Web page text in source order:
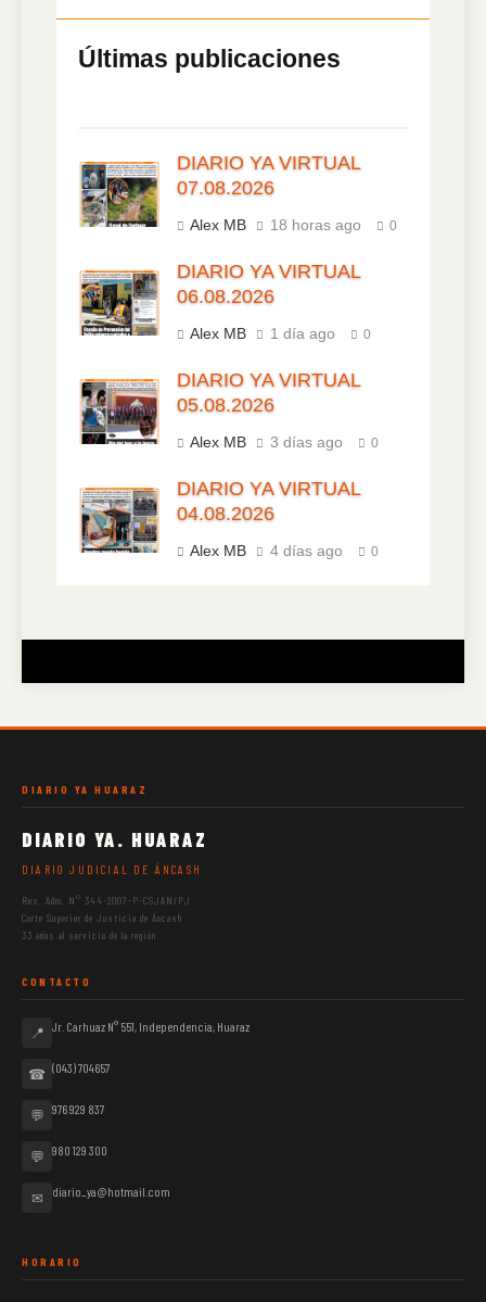
DIARIO YA VIRTUAL
07.08.2026
Alex MB 18 horas ago 0
DIARIO YA VIRTUAL
06.08.2026
Alex MB 1 día ago 0
DIARIO YA VIRTUAL
05.08.2026
Alex MB 3 días ago 0
DIARIO YA VIRTUAL
04.08.2026
Alex MB 4 días ago 0
DIARIO YA HUARAZ
DIARIO YA. HUARAZ
DIARIO JUDICIAL DE ÁNCASH
Res. Adm. N° 344-2007-P-CSJAN/PJ
Corte Superior de Justicia de Áncash
33 años al servicio de la región
CONTACTO
📍 Jr. Carhuaz N° 551, Independencia, Huaraz
☎ (043) 704657
💬 976 929 837
💬 980 129 300
✉ diario_ya@hotmail.com
HORARIO